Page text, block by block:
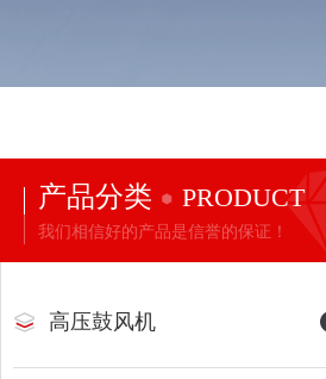
产品分类 PRODUCT
我们相信好的产品是信誉的保证！
高压鼓风机